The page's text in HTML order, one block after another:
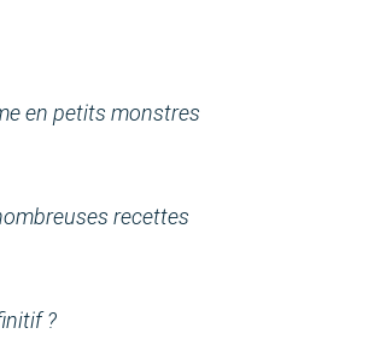
en petits monstres
recettes
?